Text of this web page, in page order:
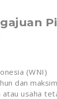
(WNI)
dan
atau usaha